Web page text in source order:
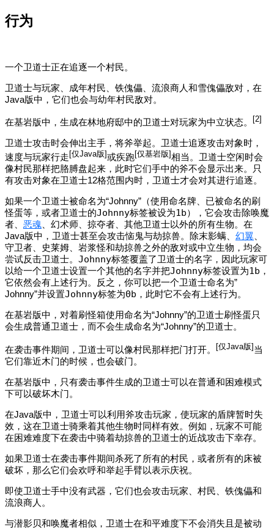
行为
一个卫道士正在追逐一个村民。
卫道士与玩家、成年村民、铁傀儡、流浪商人和雪傀儡敌对，在
Java版中，它们也会与幼年村民敌对。
在基岩版中，生成在林地府邸中的卫道士对玩家为中立状态。 [2]
卫道士攻击时会伸出主手，将斧举起。卫道士追逐攻击对象时，
速度与玩家行走‌‌ [仅Java版]或疾跑‌‌[仅基岩版]相当。卫道士空闲时会
像村民那样把胳膊盘起来，此时它们手中的斧不会显示出来。只
有攻击对象在卫道士12格范围内时，卫道士才会对其进行追逐。
如果一个卫道士被命名为“Johnny”（使用命名牌、已被命名的刷
怪蛋等，或者卫道士的Johnny标签被设为1b），它会攻击除唤魔
者、 恶魂 、幻术师、掠夺者、其他卫道士以外的所有生物。在
Java版中，卫道士甚至会攻击恼鬼与劫掠兽。除末影螨、 幻翼
守卫者、史莱姆、岩浆怪和劫掠兽之外的敌对或中立生物，均会
尝试反击卫道士。 Johnny标签覆盖了卫道士的名字，因此玩家可
以给一个卫道士设置一个其他的名字并把Johnny标签设置为1b ，
它依然会有上述行为。反之，你可以把一个卫道士命名为”
Johnny”并设置Johnny标签为0b ，此时它不会有上述行为。
在基岩版中，对着刷怪箱使用命名为“Johnny”的卫道士刷怪蛋只
会生成普通卫道士，而不会生成命名为“Johnny”的卫道士。
在袭击事件期间，卫道士可以像村民那样把门打开。‌‌ [仅Java版] 当
它们靠近木门的时候，也会破门。
在基岩版中，只有袭击事件生成的卫道士可以在普通和困难模式
下可以破坏木门。
在Java版中，卫道士可以利用斧攻击玩家，使玩家的盾牌暂时失
效，这在卫道士骑乘着其他生物时同样有效。例如，玩家不可能
在困难难度下在袭击中骑着劫掠兽的卫道士的近战攻击下幸存。
如果卫道士在袭击事件期间杀死了所有的村民，或者所有的床被
破坏，那么它们会欢呼和举起手臂以表示庆祝。
即使卫道士手中没有武器，它们也会攻击玩家、村民、铁傀儡和
流浪商人。
与潜影贝和唤魔者相似，卫道士在和平难度下不会消失且是被动